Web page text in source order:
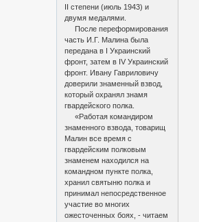
II степени (июль 1943) и
двумя медалями.
После переформирования
часть И.Г. Малина была
передана в I Украинский
фронт, затем в IV Украинский
фронт. Ивану Гавриловичу
доверили знаменный взвод,
который охранял знамя
гвардейского полка.
«Работая командиром
знаменного взвода, товарищ
Малин все время с
гвардейским полковым
знаменем находился на
командном пункте полка,
хранил святыню полка и
принимал непосредственное
участие во многих
ожесточенных боях, - читаем